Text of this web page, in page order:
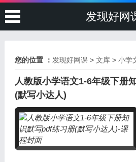
发现好网
您的位置 ： 发现好网课> 文库> 小学
人教版小学语文1-6年级下册
(默写小达人)